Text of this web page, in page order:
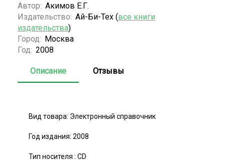
Автор: Акимов Е.Г.
Издательство: Ай-Би-Тех (все книги
издательства)
Город: Москва
Год: 2008
Описание Отзывы
Вид товара: Электронный справочник
Год издания: 2008
Тип носителя : CD